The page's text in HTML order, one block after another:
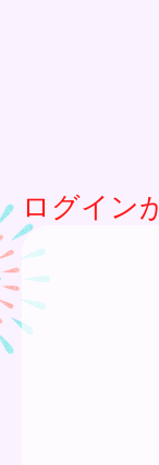
ログイン